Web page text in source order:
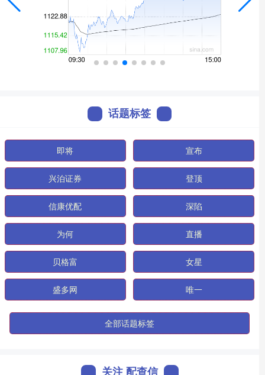
话题标签
即将 宣布
兴泊证券 登顶
信康优配 深陷
为何 直播
贝格富 女星
盛多网 唯一
全部话题标签
关注 配查信